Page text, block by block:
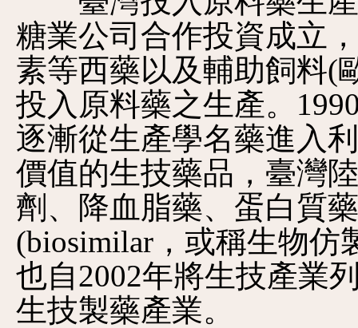
糖業公司合作投資成立
素等西藥以及輔助飼料(
投入原料藥之生產。
逐漸從生產學名藥進入
價值的生技藥品，臺灣
劑、降血脂藥、蛋白質
(biosimilar，或稱生物仿
也自2002年將生技產業
生技製藥產業。